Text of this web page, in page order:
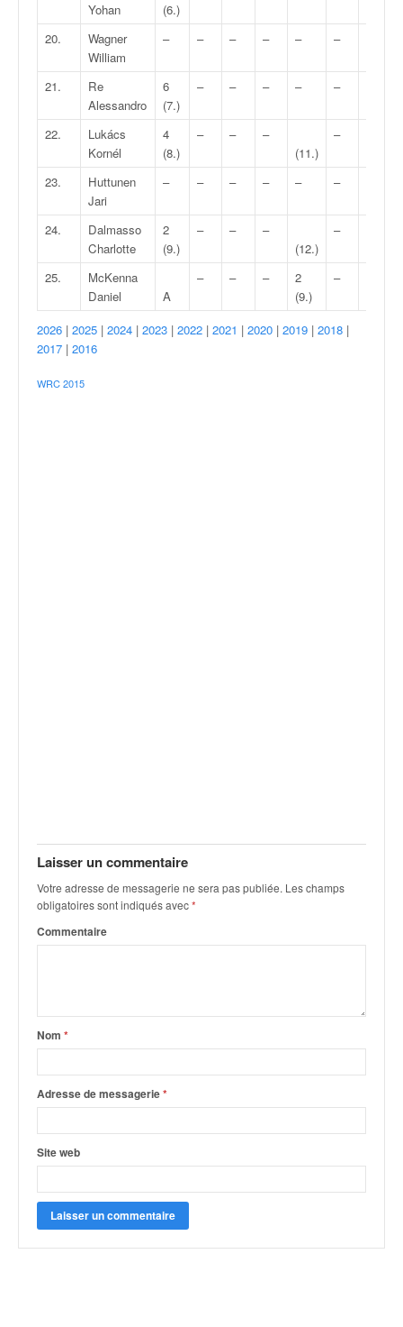
Yohan
(6.)
20.
Wagner
William
– – – – – –
21.
Re
Alessandro
6
(7.)
– – – – –
22.
Lukács
Kornél
4
(8.)
– –
–
(11.)
–
23.
Huttunen
Jari
– – – – – –
24.
Dalmasso
Charlotte
2
(9.)
– –
–
(12.)
–
25.
McKenna
Daniel
A
– – –
2
(9.)
–
2026 | 2025 | 2024 | 2023 | 2022 | 2021 | 2020 | 2019 | 2018 |
2017 | 2016
WRC 2015
Laisser un commentaire
Votre adresse de messagerie ne sera pas publiée. Les champs
obligatoires sont indiqués avec*
Commentaire
Nom *
Adresse de messagerie*
Site web